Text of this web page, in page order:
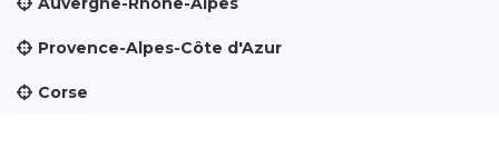
Provence-Alpes-Côte d'Azur
Corse